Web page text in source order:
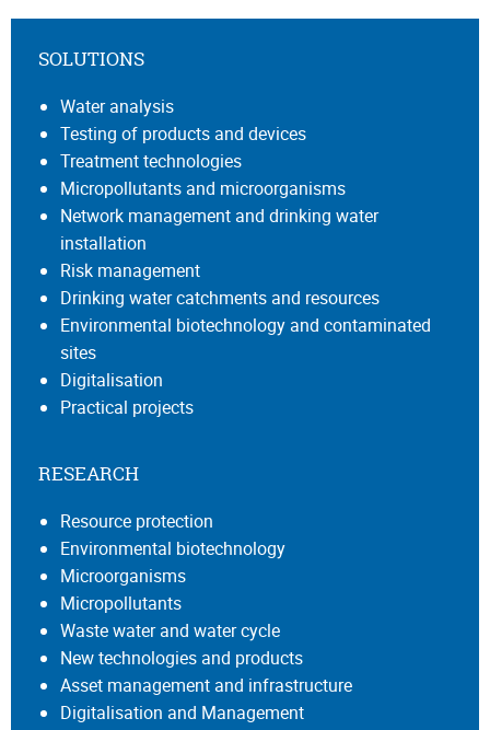
SOLUTIONS
Water analysis
Testing of products and devices
Treatment technologies
Micropollutants and microorganisms
Network management and drinking water
installation
Risk management
Drinking water catchments and resources
Environmental biotechnology and contaminated
sites
Digitalisation
Practical projects
RESEARCH
Resource protection
Environmental biotechnology
Microorganisms
Micropollutants
Waste water and water cycle
New technologies and products
Asset management and infrastructure
Digitalisation and Management